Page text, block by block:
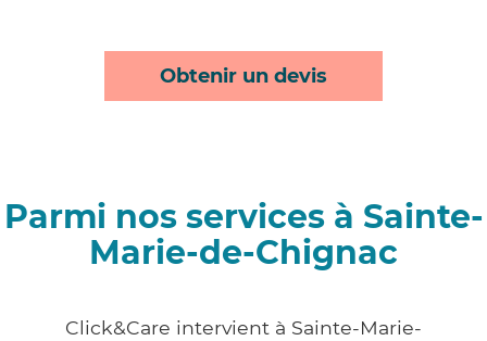
Obtenir un devis
Parmi nos services à Sainte-
Marie-de-Chignac
Click&Care intervient à Sainte-Marie-